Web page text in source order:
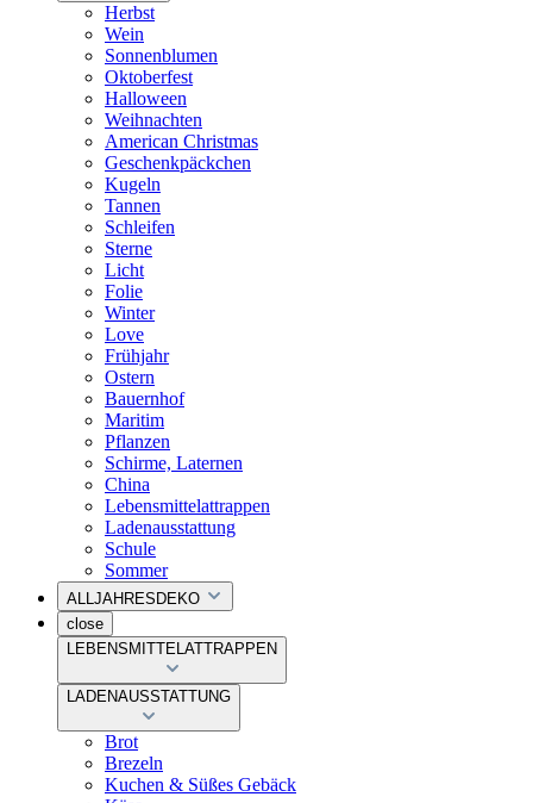
Herbst
Wein
Sonnenblumen
Oktoberfest
Halloween
Weihnachten
American Christmas
Geschenkpäckchen
Kugeln
Tannen
Schleifen
Sterne
Licht
Folie
Winter
Love
Frühjahr
Ostern
Bauernhof
Maritim
Pflanzen
Schirme, Laternen
China
Lebensmittelattrappen
Ladenausstattung
Schule
Sommer
ALLJAHRESDEKO
close
LEBENSMITTELATTRAPPEN
LADENAUSSTATTUNG
Brot
Brezeln
Kuchen & Süßes Gebäck